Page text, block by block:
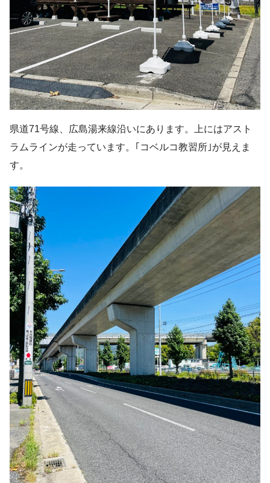
県道71号線、広島湯来線沿いにあります。上にはアスト
ラムラインが走っています。｢コベルコ教習所｣が見えま
す。